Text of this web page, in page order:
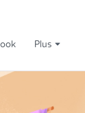
Plus